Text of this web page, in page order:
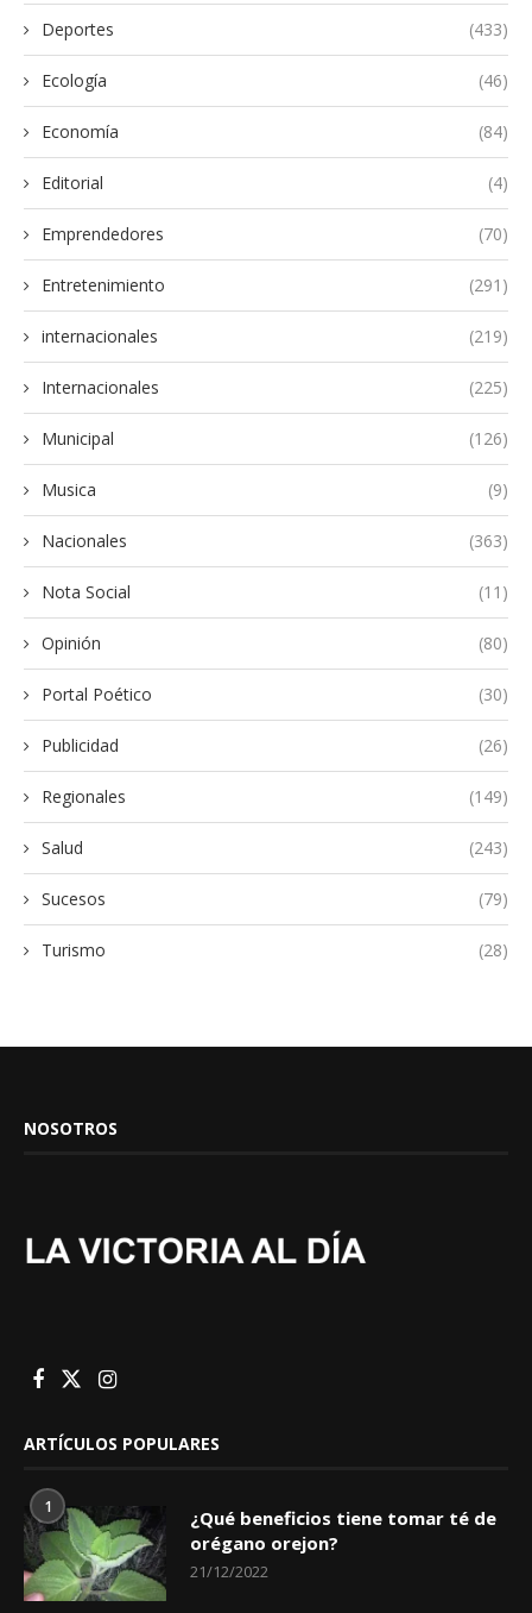
Deportes (433)
Ecología (46)
Economía (84)
Editorial (4)
Emprendedores (70)
Entretenimiento (291)
internacionales (219)
Internacionales (225)
Municipal (126)
Musica (9)
Nacionales (363)
Nota Social (11)
Opinión (80)
Portal Poético (30)
Publicidad (26)
Regionales (149)
Salud (243)
Sucesos (79)
Turismo (28)
NOSOTROS
ARTÍCULOS POPULARES
1
¿Qué beneficios tiene tomar té de
orégano orejon?
21/12/2022